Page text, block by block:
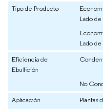
Tipo de Producto
Lado
Lado
Eficiencia de
Ebullición
No
Aplicación
Plantas